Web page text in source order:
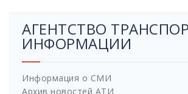
АГЕНТСТВО
ИНФОРМАЦИИ
Информация о СМИ
Архив новостей АТИ